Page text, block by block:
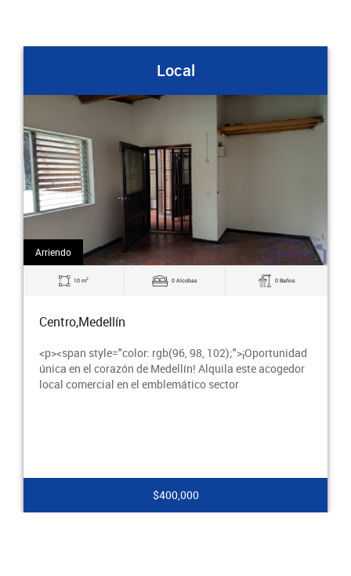
98, 102);">¡Oportunidad
Alquila este acogedor
sector
Arriendo
<p><span style="color: rgb(96,
pasar esta oportunidad de oro.
nuevo hogar empresarial y